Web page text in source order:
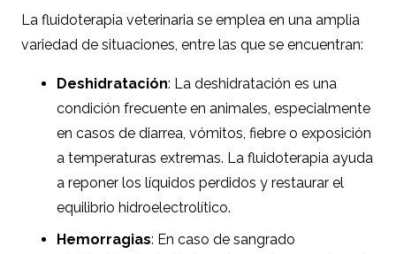
La fluidoterapia veterinaria se emplea en una amplia
variedad de situaciones, entre las que se encuentran:
Deshidratación: La deshidratación es una
condición frecuente en animales, especialmente
en casos de diarrea, vómitos, fiebre o exposición
a temperaturas extremas. La fluidoterapia ayuda
a reponer los líquidos perdidos y restaurar el
equilibrio hidroelectrolítico.
Hemorragias: En caso de sangrado